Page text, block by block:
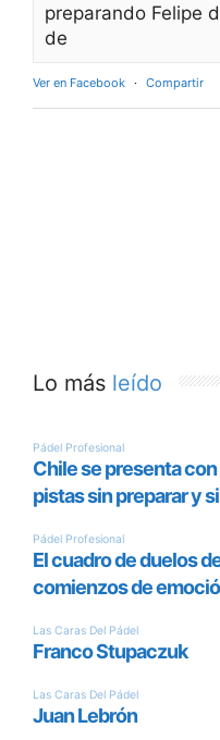
preparando Felipe
de
Ver en Facebook · Compartir
Lo más leído